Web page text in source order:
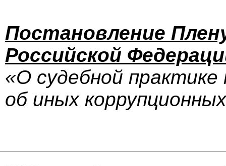
Постановление
Российской
«О судебной
об иных